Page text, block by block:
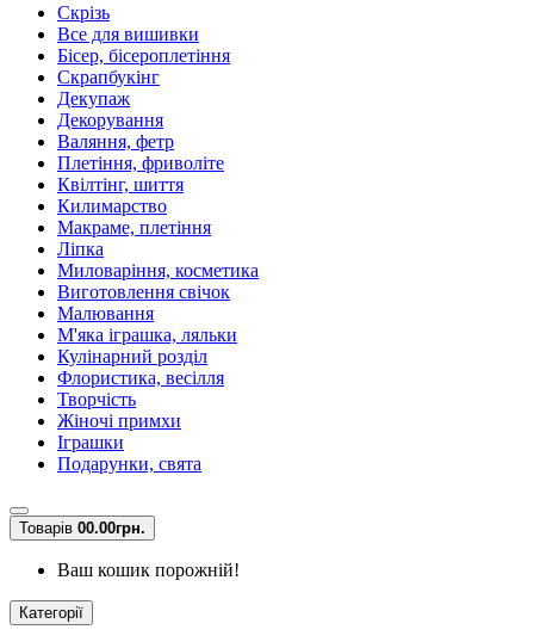
Скрізь
Все для вишивки
Бісер, бісероплетіння
Скрапбукінг
Декупаж
Декорування
Валяння, фетр
Плетіння, фриволіте
Квілтінг, шиття
Килимарство
Макраме, плетіння
Ліпка
Миловаріння, косметика
Виготовлення свічок
Малювання
М'яка іграшка, ляльки
Кулінарний розділ
Флористика, весілля
Творчість
Жіночі примхи
Іграшки
Подарунки, свята
Товарів 00.00грн.
Ваш кошик порожній!
Категорії